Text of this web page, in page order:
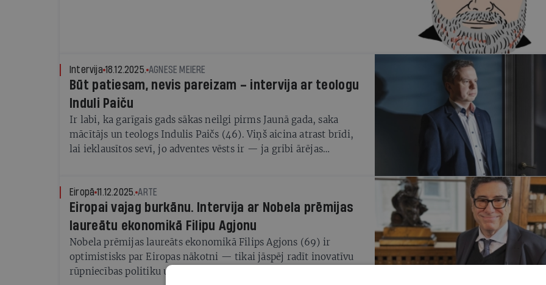
Intervija 18.12.2025. AGNESE MEIERE
Būt patiesam, nevis pareizam – intervija ar teologu
Induli Paiču
Ir labi, ka garīgais gads sākas neilgi pirms Jaunā gada, saka
mācītājs un teologs Indulis Paičs (46). Viņš aicina atrast brīdi,
lai ieklausītos sevī, jo adventes vēsts ir — ja gribi ārējas
Eiropā 11.12.2025. ARTE
Eiropai vajag burkānu. Intervija ar Nobela prēmijas
laureātu ekonomikā Filipu Agjonu
Nobela prēmijas laureāts ekonomikā Filips Agjons (69) ir
optimistisks par Eiropas nākotni — tikai jāspēj radīt inovatīvu
rūpniecības politiku un visiem spēkiem jānovērš populistu